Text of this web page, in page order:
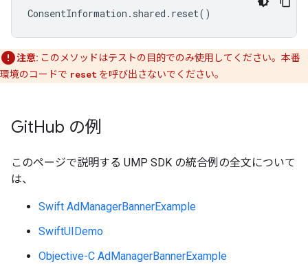
ConsentInformation . shared . reset()
注意: このメソッドはテストの目的でのみ使用してください。本番
環境のコードで reset を呼び出さないでください。
GitHub の例
このページで説明する UMP SDK の統合例の全文について
は、
Swift AdManagerBannerExample
SwiftUIDemo
Objective-C AdManagerBannerExample